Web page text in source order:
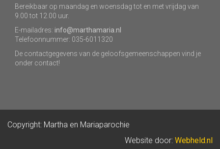
Bereikbaar op maandag en woensdag tot en met vrijdag van
9.00 tot 12.00 uur.
E-mailadres: info@marthamaria.nl
Telefoonnummer: 035-6011320
De contactgegevens van de geloofsgemeenschappen vind je
onder contact!
Copyright: Martha en Mariaparochie
Website door: Webheld.nl